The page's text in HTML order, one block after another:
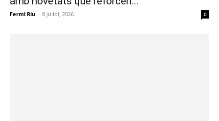
Fermi Riu - 8 juliol, 2026 0